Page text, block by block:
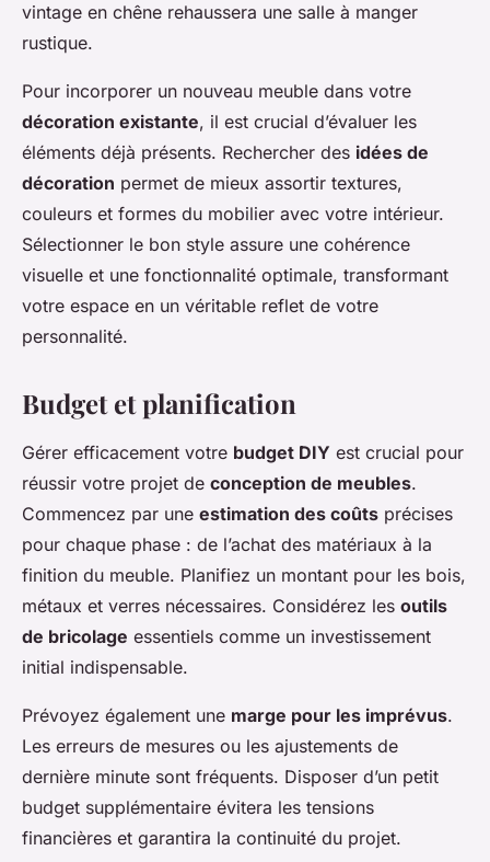
vintage en chêne rehaussera une salle à manger
rustique.
Pour incorporer un nouveau meuble dans votre
décoration existante, il est crucial d’évaluer les
éléments déjà présents. Rechercher des idées de
décoration permet de mieux assortir textures,
couleurs et formes du mobilier avec votre intérieur.
Sélectionner le bon style assure une cohérence
visuelle et une fonctionnalité optimale, transformant
votre espace en un véritable reflet de votre
personnalité.
Budget et planification
Gérer efficacement votre budget DIY est crucial pour
réussir votre projet de conception de meubles.
Commencez par une estimation des coûts précises
pour chaque phase : de l’achat des matériaux à la
finition du meuble. Planifiez un montant pour les bois,
métaux et verres nécessaires. Considérez les outils
de bricolage essentiels comme un investissement
initial indispensable.
Prévoyez également une marge pour les imprévus.
Les erreurs de mesures ou les ajustements de
dernière minute sont fréquents. Disposer d’un petit
budget supplémentaire évitera les tensions
financières et garantira la continuité du projet.